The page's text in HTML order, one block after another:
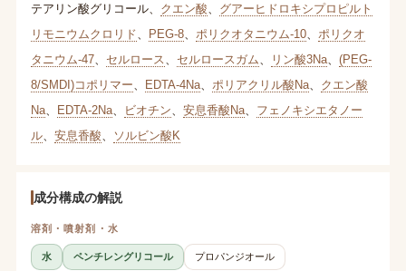
テアリン酸グリコール、 クエン酸
グアーヒドロキシプロピルト
リモニウムクロリド
PEG-8、 ポリクオタニウム-10、 ポリクオ
タニウム-47、 セルロース セルロースガム リン酸3Na、 (PEG-
8/SMDI)コポリマー
EDTA-4Na、 ポリアクリル酸Na、 クエン酸
Na、 EDTA-2Na、 ビオチン 安息香酸Na、 フェノキシエタノー
ル、 安息香酸 ソルビン酸K
成分構成の解説
溶剤・噴射剤・水
水 ペンチレングリコール
プロパンジオール